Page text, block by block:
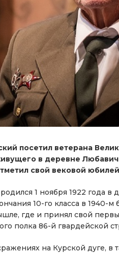
посетил ветерана
в деревне
свой вековой
1 ноября 1922 года
10-го класса в 1940-
где и принял свой
полка 86-й гвардейской
на Курской дуге,